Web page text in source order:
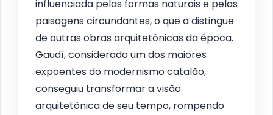
influenciada pelas formas naturais e pelas
paisagens circundantes, o que a distingue
de outras obras arquitetônicas da época.
Gaudí, considerado um dos maiores
expoentes do modernismo catalão,
conseguiu transformar a visão
arquitetônica de seu tempo, rompendo